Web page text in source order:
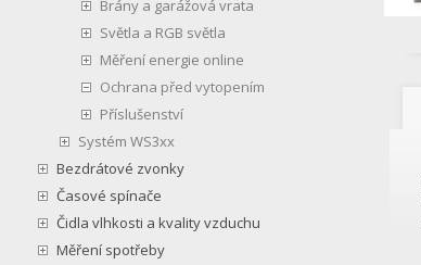
Brány a garážová vrata
Světla a RGB světla
Měření energie online
Ochrana před vytopením
Příslušenství
Systém WS3xx
Bezdrátové zvonky
Časové spínače
Čidla vlhkosti a kvality vzduchu
Měření spotřeby